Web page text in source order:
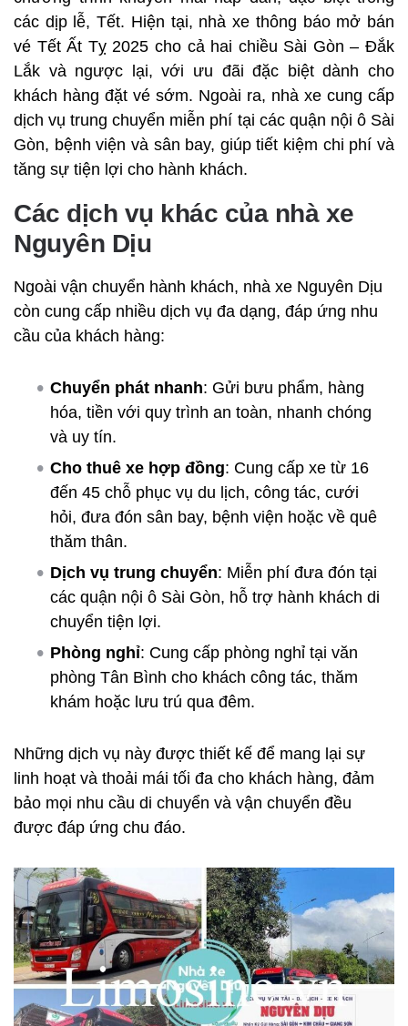
các dịp lễ, Tết. Hiện tại, nhà xe thông báo mở bán
vé Tết Ất Tỵ 2025 cho cả hai chiều Sài Gòn – Đắk
Lắk và ngược lại, với ưu đãi đặc biệt dành cho
khách hàng đặt vé sớm. Ngoài ra, nhà xe cung cấp
dịch vụ trung chuyển miễn phí tại các quận nội ô Sài
Gòn, bệnh viện và sân bay, giúp tiết kiệm chi phí và
tăng sự tiện lợi cho hành khách.
Các dịch vụ khác của nhà xe
Nguyên Dịu
Ngoài vận chuyển hành khách, nhà xe Nguyên Dịu
còn cung cấp nhiều dịch vụ đa dạng, đáp ứng nhu
cầu của khách hàng:
Chuyển phát nhanh: Gửi bưu phẩm, hàng
hóa, tiền với quy trình an toàn, nhanh chóng
và uy tín.
Cho thuê xe hợp đồng: Cung cấp xe từ 16
đến 45 chỗ phục vụ du lịch, công tác, cưới
hỏi, đưa đón sân bay, bệnh viện hoặc về quê
thăm thân.
Dịch vụ trung chuyển: Miễn phí đưa đón tại
các quận nội ô Sài Gòn, hỗ trợ hành khách di
chuyển tiện lợi.
Phòng nghỉ: Cung cấp phòng nghỉ tại văn
phòng Tân Bình cho khách công tác, thăm
khám hoặc lưu trú qua đêm.
Những dịch vụ này được thiết kế để mang lại sự
linh hoạt và thoải mái tối đa cho khách hàng, đảm
bảo mọi nhu cầu di chuyển và vận chuyển đều
được đáp ứng chu đáo.